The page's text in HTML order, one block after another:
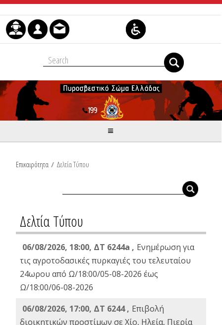
Μετάβαση στο περιεχόμενο
Επικαιρότητα / Δελτία Τύπου
Δελτία Τύπου
06/08/2026, 18:00, ΔΤ 6244a , Ενημέρωση για
τις αγροτοδασικές πυρκαγιές του τελευταίου
24ωρου από Ω/18:00/05-08-2026 έως
Ω/18:00/06-08-2026
06/08/2026, 17:00, ΔΤ 6244 , Επιβολή
διοικητικών προστίμων σε Χίο, Ηλεία, Πιερία